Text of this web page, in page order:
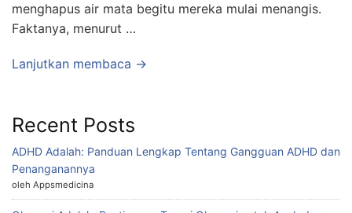
menghapus air mata begitu mereka mulai menangis.
Faktanya, menurut …
Lanjutkan membaca →
Recent Posts
ADHD Adalah: Panduan Lengkap Tentang Gangguan ADHD dan
Penanganannya
oleh Appsmedicina